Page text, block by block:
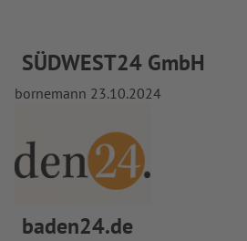
SÜDWEST24 GmbH
bornemann 23.10.2024
baden24.de